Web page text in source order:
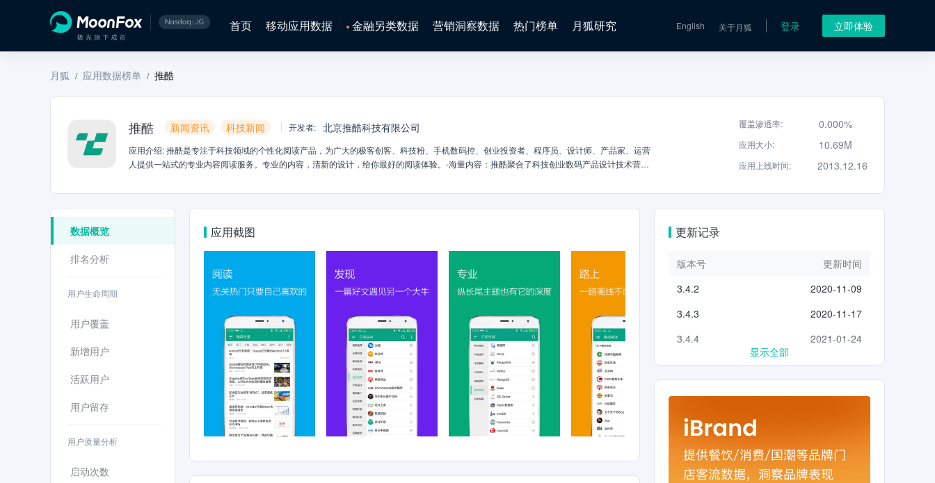
首页 移动应用数据 金融另类数据 营销洞察数据 热门榜单 月狐研究 English 关于月狐 登录 立即体验
月狐 / 应用数据榜单 / 推酷
推酷 新闻资讯 科技新闻 开发者: 北京推酷科技有限公司
应用介绍:推酷是专注于科技领域的个性化阅读产品，为广大的极客创客、科技粉、手机数码控、创业投资者、程序员、设计师、产品家、运营
人提供一站式的专业内容阅读服务。专业的内容，清新的设计，给你最好的阅读体验。-海量内容：推酷聚合了科技创业数码产品设计技术营销
酷没有小编，但拥有大智慧的推荐引擎，使你用最少的时间读到最喜欢的内容。用的越久，推荐越准！
覆盖渗透率: 0.000%
应用大小: 10.69M
应用上线时间: 2013.12.16
数据概览
排名分析
用户生命周期
用户覆盖
新增用户
活跃用户
用户留存
用户质量分析
启动次数
应用截图 更新记录
版本号
更新时间
3.4.2
2020-11-09
3.4.3
2020-11-17
3.4.4
2021-01-24
显示全部